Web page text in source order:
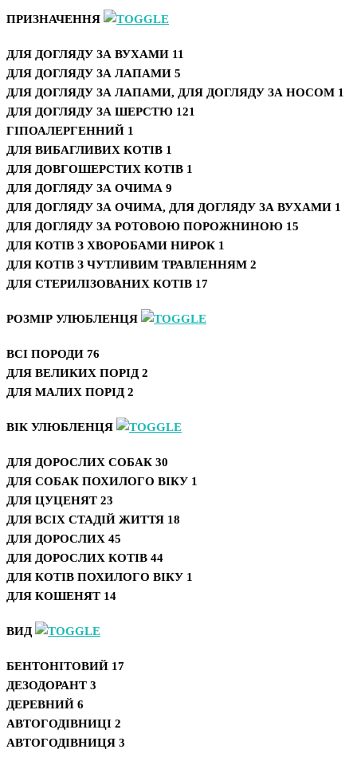
ПРИЗНАЧЕННЯ
ДЛЯ ДОГЛЯДУ ЗА ВУХАМИ 11
ДЛЯ ДОГЛЯДУ ЗА ЛАПАМИ 5
ДЛЯ ДОГЛЯДУ ЗА ЛАПАМИ, ДЛЯ ДОГЛЯДУ ЗА НОСОМ 1
ДЛЯ ДОГЛЯДУ ЗА ШЕРСТЮ 121
ГІПОАЛЕРГЕННИЙ 1
ДЛЯ ВИБАГЛИВИХ КОТІВ 1
ДЛЯ ДОВГОШЕРСТИХ КОТІВ 1
ДЛЯ ДОГЛЯДУ ЗА ОЧИМА 9
ДЛЯ ДОГЛЯДУ ЗА ОЧИМА, ДЛЯ ДОГЛЯДУ ЗА ВУХАМИ 1
ДЛЯ ДОГЛЯДУ ЗА РОТОВОЮ ПОРОЖНИНОЮ 15
ДЛЯ КОТІВ З ХВОРОБАМИ НИРОК 1
ДЛЯ КОТІВ З ЧУТЛИВИМ ТРАВЛЕННЯМ 2
ДЛЯ СТЕРИЛІЗОВАНИХ КОТІВ 17
РОЗМІР УЛЮБЛЕНЦЯ
ВСІ ПОРОДИ 76
ДЛЯ ВЕЛИКИХ ПОРІД 2
ДЛЯ МАЛИХ ПОРІД 2
ВІК УЛЮБЛЕНЦЯ
ДЛЯ ДОРОСЛИХ СОБАК 30
ДЛЯ СОБАК ПОХИЛОГО ВІКУ 1
ДЛЯ ЦУЦЕНЯТ 23
ДЛЯ ВСІХ СТАДІЙ ЖИТТЯ 18
ДЛЯ ДОРОСЛИХ 45
ДЛЯ ДОРОСЛИХ КОТІВ 44
ДЛЯ КОТІВ ПОХИЛОГО ВІКУ 1
ДЛЯ КОШЕНЯТ 14
ВИД
БЕНТОНІТОВИЙ 17
ДЕЗОДОРАНТ 3
ДЕРЕВНИЙ 6
АВТОГОДІВНИЦІ 2
АВТОГОДІВНИЦЯ 3